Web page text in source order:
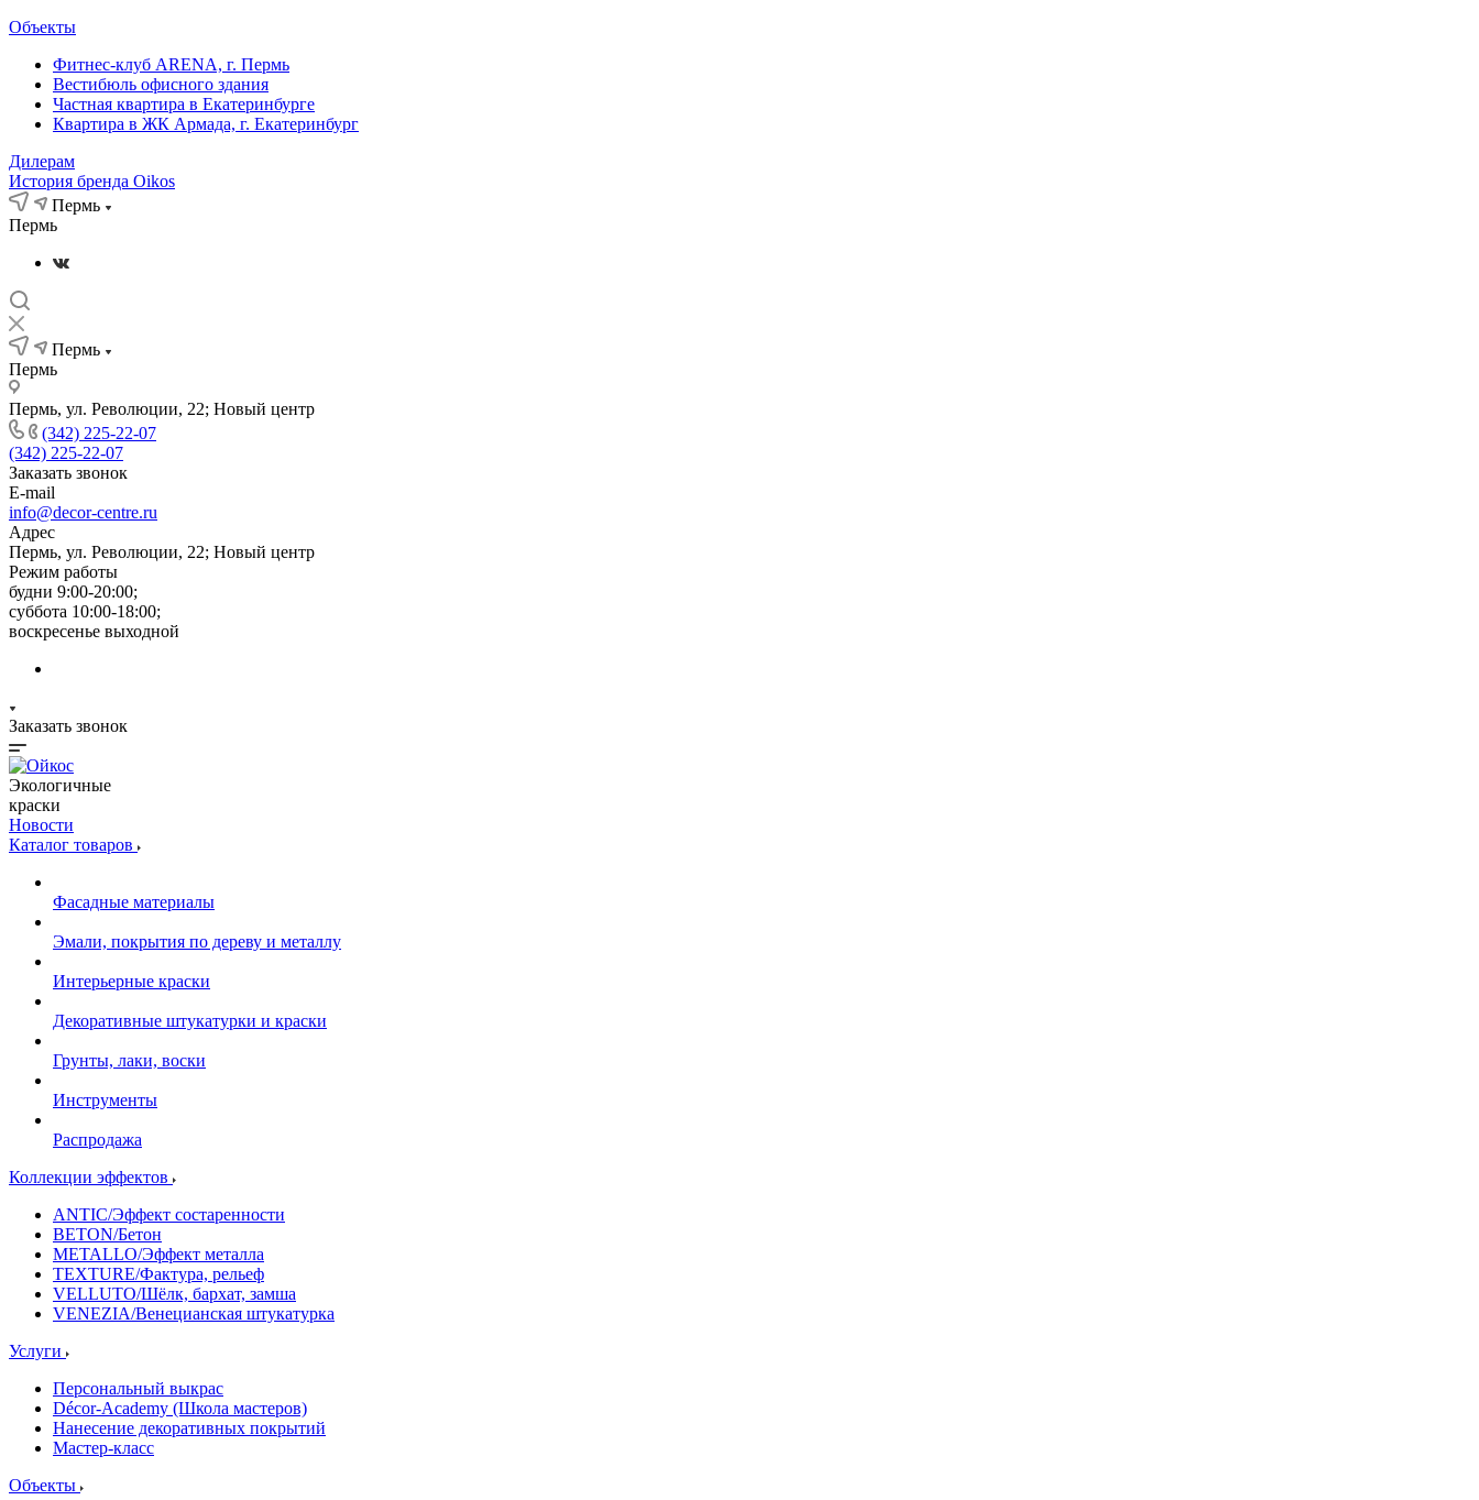
Объекты
Фитнес-клуб ARENA, г. Пермь
Вестибюль офисного здания
Частная квартира в Екатеринбурге
Квартира в ЖК Армада, г. Екатеринбург
Дилерам
История бренда Oikos
Пермь
Пермь
Пермь
Пермь
Пермь, ул. Революции, 22; Новый центр
(342) 225-22-07
(342) 225-22-07
Заказать звонок
E-mail
info@decor-centre.ru
Адрес
Пермь, ул. Революции, 22; Новый центр
Режим работы
будни 9:00-20:00;
суббота 10:00-18:00;
воскресенье выходной
Заказать звонок
Экологичные
краски
Новости
Каталог товаров
Фасадные материалы
Эмали, покрытия по дереву и металлу
Интерьерные краски
Декоративные штукатурки и краски
Грунты, лаки, воски
Инструменты
Распродажа
Коллекции эффектов
ANTIC/Эффект состаренности
BETON/Бетон
METALLO/Эффект металла
TEXTURE/Фактура, рельеф
VELLUTO/Шёлк, бархат, замша
VENEZIA/Венецианская штукатурка
Услуги
Персональный выкрас
Décor-Academy (Школа мастеров)
Нанесение декоративных покрытий
Мастер-класс
Объекты